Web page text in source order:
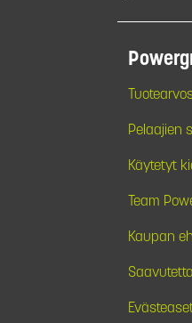
Pelaajien
Käytetyt
Team
Kaupan